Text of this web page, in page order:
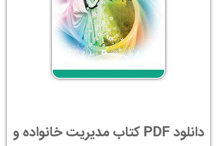
دانلود PDF کتاب مدیریت خانواده و